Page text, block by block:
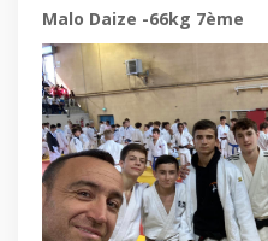
Malo Daize -66kg 7ème